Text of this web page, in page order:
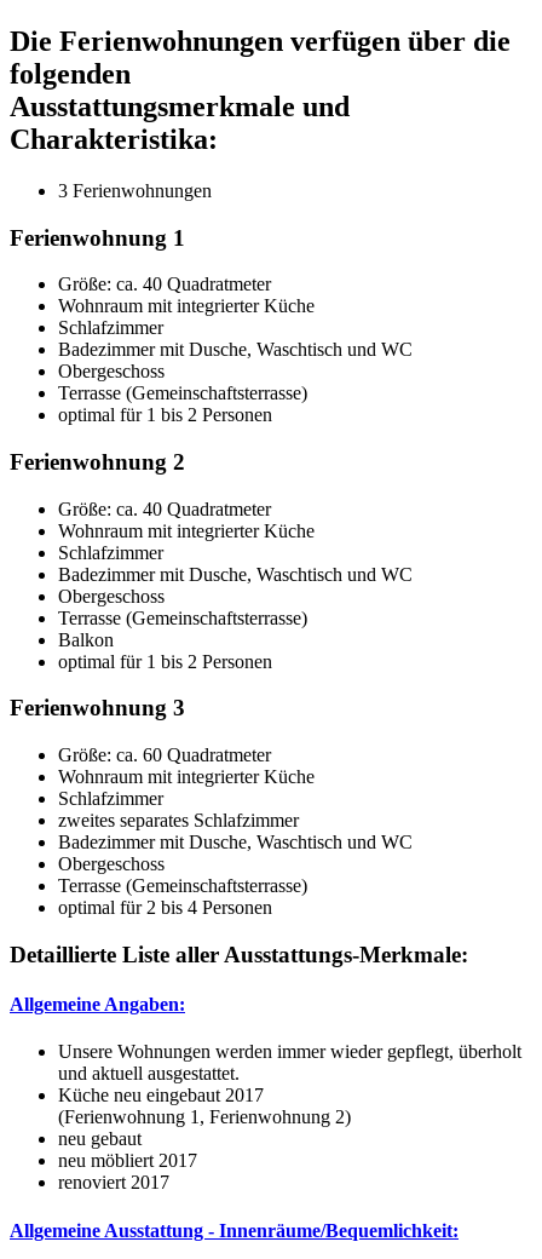
Die Ferienwohnungen verfügen über die
folgenden
Ausstattungsmerkmale und
Charakteristika:
3 Ferienwohnungen
Ferienwohnung 1
Größe: ca. 40 Quadratmeter
Wohnraum mit integrierter Küche
Schlafzimmer
Badezimmer mit Dusche, Waschtisch und WC
Obergeschoss
Terrasse (Gemeinschaftsterrasse)
optimal für 1 bis 2 Personen
Ferienwohnung 2
Größe: ca. 40 Quadratmeter
Wohnraum mit integrierter Küche
Schlafzimmer
Badezimmer mit Dusche, Waschtisch und WC
Obergeschoss
Terrasse (Gemeinschaftsterrasse)
Balkon
optimal für 1 bis 2 Personen
Ferienwohnung 3
Größe: ca. 60 Quadratmeter
Wohnraum mit integrierter Küche
Schlafzimmer
zweites separates Schlafzimmer
Badezimmer mit Dusche, Waschtisch und WC
Obergeschoss
Terrasse (Gemeinschaftsterrasse)
optimal für 2 bis 4 Personen
Detaillierte Liste aller Ausstattungs-Merkmale:
Allgemeine Angaben:
Unsere Wohnungen werden immer wieder gepflegt, überholt
und aktuell ausgestattet.
Küche neu eingebaut 2017
(Ferienwohnung 1, Ferienwohnung 2)
neu gebaut
neu möbliert 2017
renoviert 2017
Allgemeine Ausstattung - Innenräume/Bequemlichkeit: